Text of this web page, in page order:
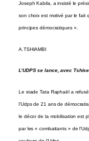
Joseph Kabila, a insisté le
son choix est motivé par le fait
principes démocratiques ».
A.TSHIAMBI
L’UDPS se lance, avec
Le stade Tata Raphaël a
l’Udps de 21 ans de
le décor de la mobilisation est
par les « combattants » de